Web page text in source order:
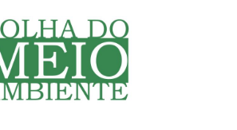
Folha do Meio Ambiente